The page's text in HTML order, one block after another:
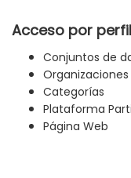
Acceso por
Conjuntos de
Organizaciones
Categorías
Plataforma
Página Web